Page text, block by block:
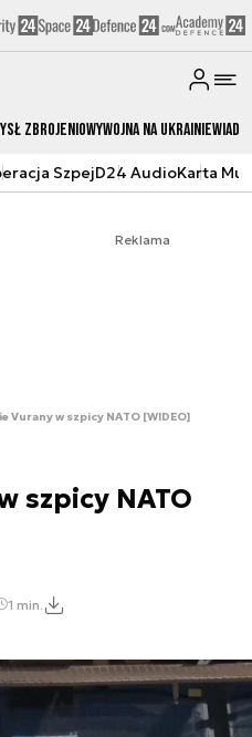
ZbrojeniowyWojna na Ukrainie
SzpejD24 AudioKarta
Reklama
Vurany w szpicy NATO [WIDEO]
szpicy NATO
1 min.